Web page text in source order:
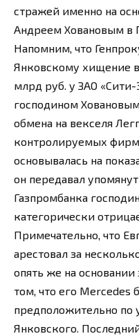
стражей именно на
Андреем Ховановым в
Напомним, что
Янковскому хищение
млрд руб. у ЗАО «Сити-
господином
обмена на векселя
контролируемых
основывалась на
он передавал
Газпромбанка
категорически
Примечательно, что
арестовал за
опять же на основании
том, что его Mercedes
предположительно по
Янковского.